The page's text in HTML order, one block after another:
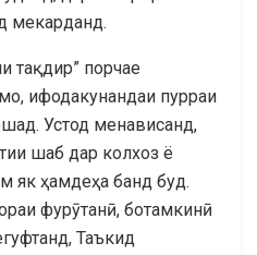
мекарданд.
тақдир” порчае
ифодакунандаи пурраи
Устод менависанд,
шаб дар колхоз ё
як ҳамдеҳа банд буд.
фурӯтанӣ, ботамкинӣ
Таъкид